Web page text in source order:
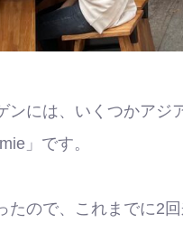
ンには、いくつかアジ
」です。
たので、これまでに2回